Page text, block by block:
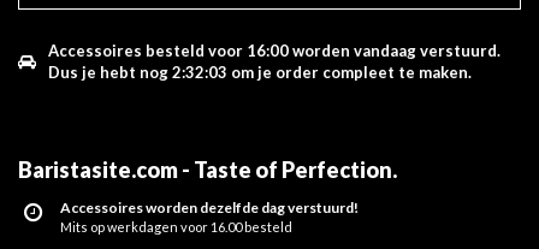
Accessoires besteld voor 16:00 worden vandaag verstuurd.
Dus je hebt nog2:32:03 om je order compleet te maken.
Baristasite.com - Taste of Perfection.
Accessoires worden dezelfde dag verstuurd!
Mits op werkdagen voor 16.00 besteld